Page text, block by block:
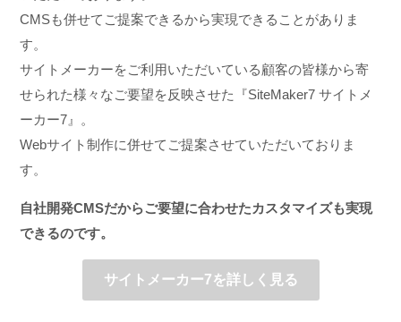
CMSも併せてご提案できるから実現できることがありま
す。
サイトメーカーをご利用いただいている顧客の皆様から寄
せられた様々なご要望を反映させた『SiteMaker7 サイトメ
ーカー7』。
Webサイト制作に併せてご提案させていただいておりま
す。
自社開発CMSだからご要望に合わせたカスタマイズも実現
できるのです。
サイトメーカー7を詳しく見る